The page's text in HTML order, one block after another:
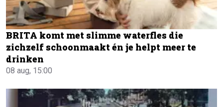
BRITA komt met slimme waterfles die
zichzelf schoonmaakt én je helpt meer te
drinken
08 aug, 15:00